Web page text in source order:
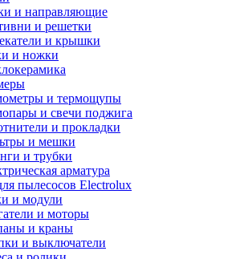
и направляющие
и решетки
и крышки
и ножки
и термощупы
и свечи поджига
и прокладки
и мешки
и трубки
арматура
пылесосов Electrolux
и модули
и моторы
и краны
и выключатели